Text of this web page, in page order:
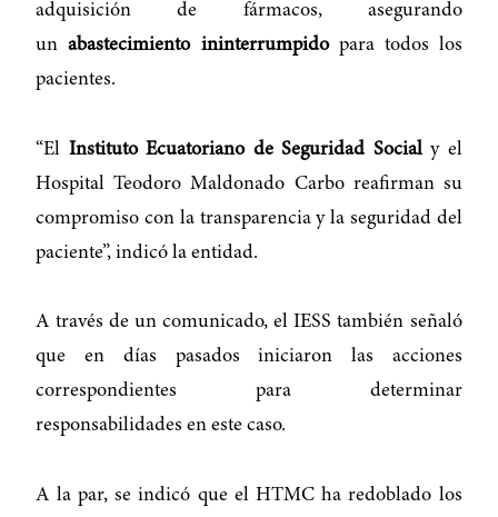
adquisición de fármacos, asegurando
unabastecimiento ininterrumpidopara todos los
pacientes.
“El Instituto Ecuatoriano de Seguridad Socialy el
Hospital Teodoro Maldonado Carbo reafirman su
compromiso con la transparencia y la seguridad del
paciente”, indicó la entidad.
A través de un comunicado, el IESS también señaló
que en días pasados iniciaron las acciones
correspondientes para determinar
responsabilidades en este caso.
A la par, se indicó que el HTMC ha redoblado los